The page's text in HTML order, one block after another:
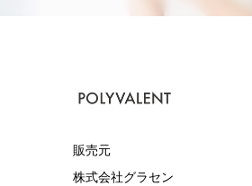
販売元
株式会社グラセン